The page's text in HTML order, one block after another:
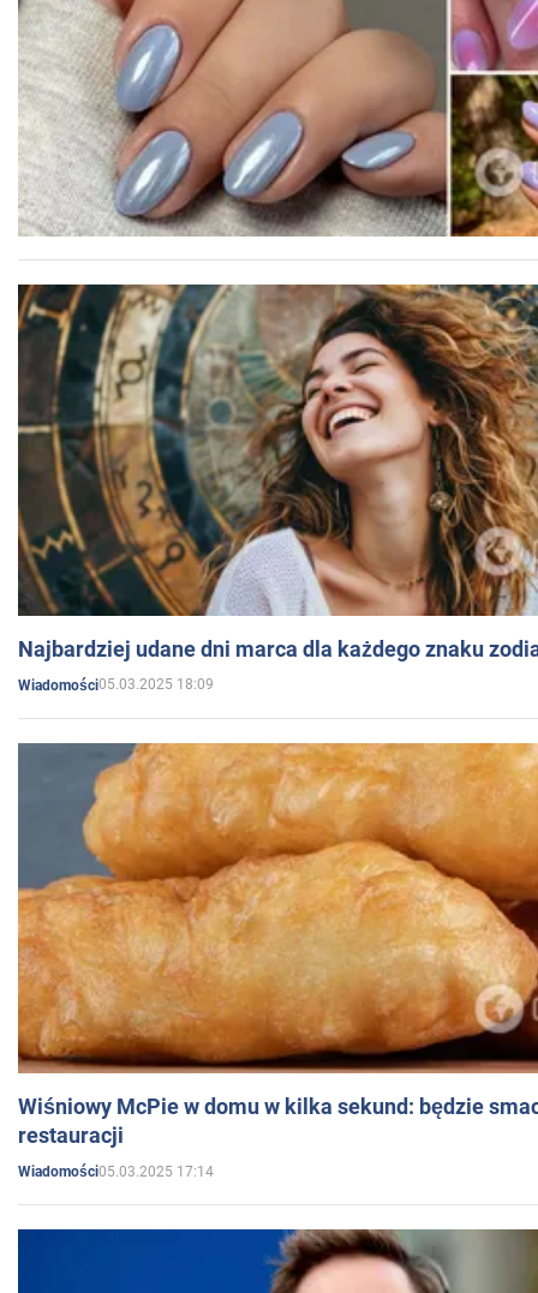
Najbardziej udane dni marca dla każdego znaku
Wiadomości05.03.2025 18:09
Wiśniowy McPie w domu w kilka sekund: będzie
restauracji
Wiadomości05.03.2025 17:14